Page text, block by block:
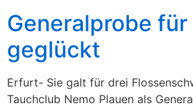
Generalprobe für
geglückt
Erfurt- Sie galt für drei
Tauchclub Nemo Plauen als